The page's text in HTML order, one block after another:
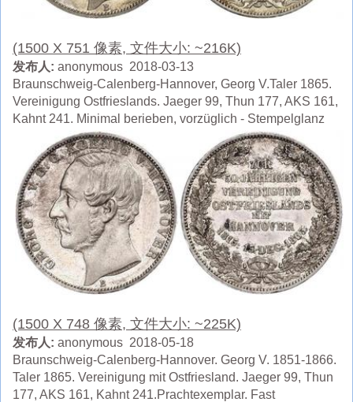
(1500 X 751 像素, 文件大小: ~216K)
发布人: anonymous 2018-03-13
Braunschweig-Calenberg-Hannover, Georg V.Taler 1865.
Vereinigung Ostfrieslands. Jaeger 99, Thun 177, AKS 161,
Kahnt 241. Minimal berieben, vorzüglich - Stempelglanz
(1500 X 748 像素, 文件大小: ~225K)
发布人: anonymous 2018-05-18
Braunschweig-Calenberg-Hannover. Georg V. 1851-1866.
Taler 1865. Vereinigung mit Ostfriesland. Jaeger 99, Thun
177, AKS 161, Kahnt 241.Prachtexemplar. Fast